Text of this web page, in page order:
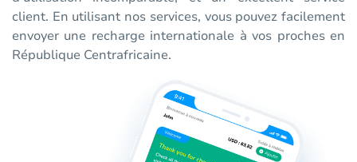
client. En utilisant nos services, vous pouvez facilement
envoyer une recharge internationale à vos proches en
République Centrafricaine.